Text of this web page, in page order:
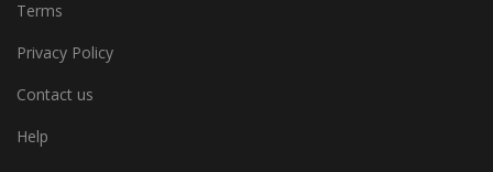
Terms
Privacy Policy
Contact us
Help